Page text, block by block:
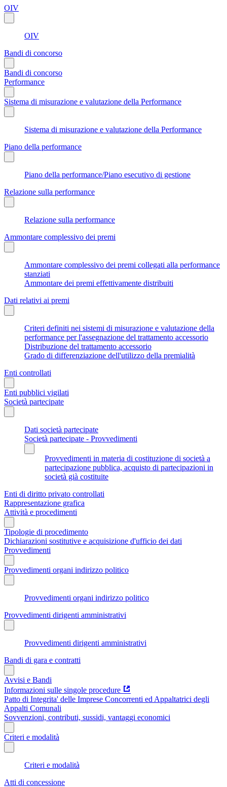
OIV
OIV
Bandi di concorso
Bandi di concorso
Performance
Sistema di misurazione e valutazione della Performance
Sistema di misurazione e valutazione della Performance
Piano della performance
Piano della performance/Piano esecutivo di gestione
Relazione sulla performance
Relazione sulla performance
Ammontare complessivo dei premi
Ammontare complessivo dei premi collegati alla performance
stanziati
Ammontare dei premi effettivamente distribuiti
Dati relativi ai premi
Criteri definiti nei sistemi di misurazione e valutazione della
performance per l'assegnazione del trattamento accessorio
Distribuzione del trattamento accessorio
Grado di differenziazione dell'utilizzo della premialità
Enti controllati
Enti pubblici vigilati
Società partecipate
Dati società partecipate
Società partecipate - Provvedimenti
Provvedimenti in materia di costituzione di società a
partecipazione pubblica, acquisto di partecipazioni in
società già costituite
Enti di diritto privato controllati
Rappresentazione grafica
Attività e procedimenti
Tipologie di procedimento
Dichiarazioni sostitutive e acquisizione d'ufficio dei dati
Provvedimenti
Provvedimenti organi indirizzo politico
Provvedimenti organi indirizzo politico
Provvedimenti dirigenti amministrativi
Provvedimenti dirigenti amministrativi
Bandi di gara e contratti
Avvisi e Bandi
Informazioni sulle singole procedure
Patto di Integrita' delle Imprese Concorrenti ed Appaltatrici degli
Appalti Comunali
Sovvenzioni, contributi, sussidi, vantaggi economici
Criteri e modalità
Criteri e modalità
Atti di concessione